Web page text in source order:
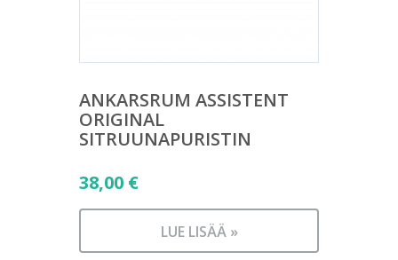
ANKARSRUM ASSISTENT
ORIGINAL
SITRUUNAPURISTIN
38,00 €
LUE LISÄÄ »